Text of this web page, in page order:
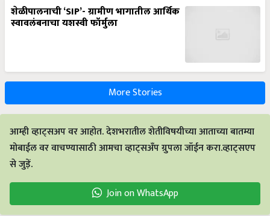
शेळीपालनाची ‘SIP’- ग्रामीण भागातील आर्थिक
स्वावलंबनाचा यशस्वी फॉर्मुला
More Stories
आम्ही व्हाट्सअप वर आहोत. देशभरातील शेतीविषयीच्या आताच्या बातम्या
मोबाईल वर वाचण्यासाठी आमचा व्हाट्सअँप ग्रुपला जॉईन करा.व्हाट्सएप
से जुड़ें.
Join on WhatsApp